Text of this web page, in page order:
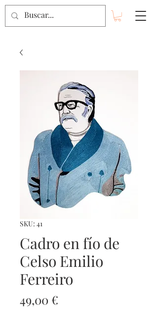
SKU: 41
Cadro en fío de
Celso Emilio
Ferreiro
49,00 €